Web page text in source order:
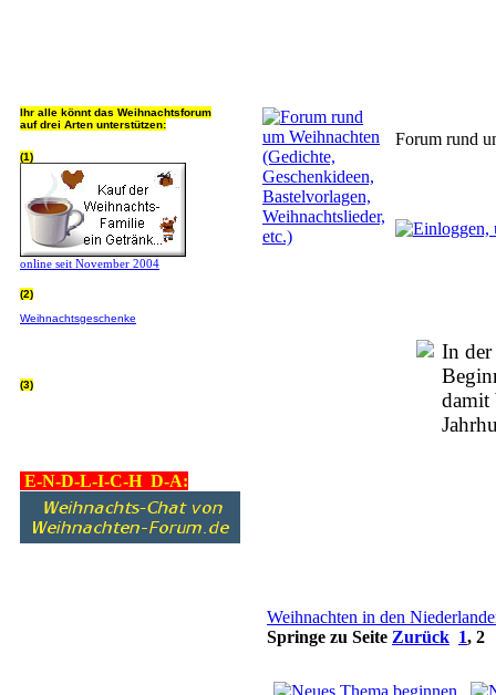
Ihr alle könnt das Weihnachtsforum
auf drei Arten unterstützen:
(1)
online seit November 2004
(2)
Weihnachtsgeschenke
(3)
E-N-D-L-I-C-H D-A:
Forum rund
In der
damit
Weihnachten in den
Springe zu Seite Zurück 1, 2